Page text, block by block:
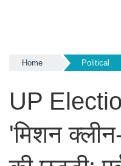
Home Political
UP
'मिशन